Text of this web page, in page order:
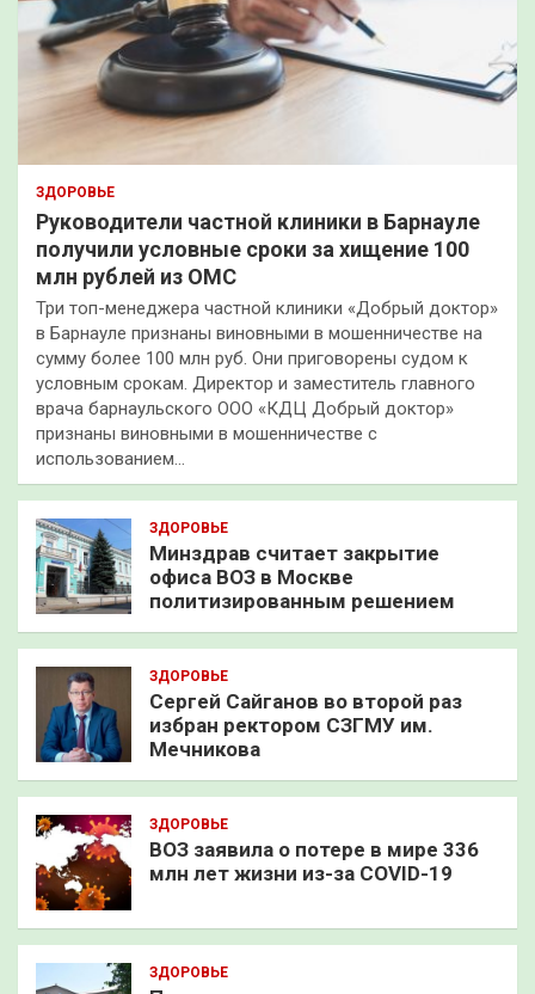
ЗДОРОВЬЕ
Руководители частной клиники в Барнауле
получили условные сроки за хищение 100
млн рублей из ОМС
Три топ-менеджера частной клиники «Добрый доктор»
в Барнауле признаны виновными в мошенничестве на
сумму более 100 млн руб. Они приговорены судом к
условным срокам. Директор и заместитель главного
врача барнаульского ООО «КДЦ Добрый доктор»
признаны виновными в мошенничестве с
использованием…
ЗДОРОВЬЕ
Минздрав считает закрытие
офиса ВОЗ в Москве
политизированным решением
ЗДОРОВЬЕ
Сергей Сайганов во второй раз
избран ректором СЗГМУ им.
Мечникова
ЗДОРОВЬЕ
ВОЗ заявила о потере в мире 336
млн лет жизни из-за COVID-19
ЗДОРОВЬЕ